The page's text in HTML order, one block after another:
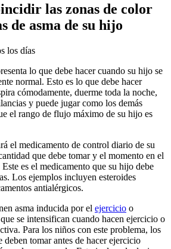
las zonas de c​​olor
de asma de su hijo
los días
lo que debe hacer cuando su hijo se
normal. Esto es lo que debe hacer
cómodamente, duerme toda la noche,
y puede jugar como los demás
el rango de flujo máximo de su hijo es
el medicamento de control diario de su
que debe tomar y el momento en el
es el medicamento que su hijo debe
Los ejemplos incluyen esteroides
antialérgicos.
asma inducida por el ejercicio o
se intensifican cuando hacen ejercicio o
Para los niños con este problema, los
deben tomar antes de hacer ejercicio